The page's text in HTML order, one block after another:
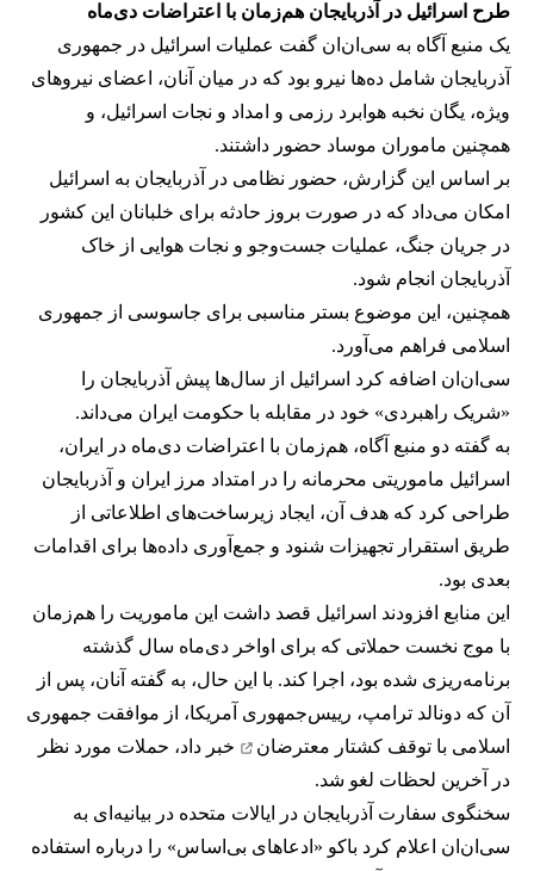
طرح اسرائیل در آذربایجان هم‌زمان با اعتراضات دی‌ماه
یک منبع آگاه به سی‌ان‌ان گفت عملیات اسرائیل در جمهوری
آذربایجان شامل ده‌ها نیرو بود که در میان آنان، اعضای نیروهای
ویژه، یگان نخبه هوابرد رزمی و امداد و نجات اسرائیل، و
همچنین ماموران موساد حضور داشتند.
بر اساس این گزارش، حضور نظامی در آذربایجان به اسرائیل
امکان می‌داد که در صورت بروز حادثه برای خلبانان این کشور
در جریان جنگ، عملیات جست‌وجو و نجات هوایی از خاک
آذربایجان انجام شود.
همچنین، این موضوع بستر مناسبی برای جاسوسی از جمهوری
اسلامی فراهم می‌آورد.
سی‌ان‌ان اضافه کرد اسرائیل از سال‌ها پیش آذربایجان را
«شریک راهبردی» خود در مقابله با حکومت ایران می‌داند.
به گفته دو منبع آگاه، هم‌زمان با اعتراضات دی‌ماه در ایران،
اسرائیل ماموریتی محرمانه را در امتداد مرز ایران و آذربایجان
طراحی کرد که هدف آن، ایجاد زیرساخت‌های اطلاعاتی از
طریق استقرار تجهیزات شنود و جمع‌آوری داده‌ها برای اقدامات
بعدی بود.
این منابع افزودند اسرائیل قصد داشت این ماموریت را هم‌زمان
با موج نخست حملاتی که برای اواخر دی‌ماه سال گذشته
برنامه‌ریزی شده بود، اجرا کند. با این حال، به گفته آنان، پس از
آن که دونالد ترامپ، رییس‌جمهوری آمریکا، از موافقت جمهوری
اسلامی با توقف کشتار معترضان
خبر داد، حملات مورد نظر
در آخرین لحظات لغو شد.
سخنگوی سفارت آذربایجان در ایالات متحده در بیانیه‌ای به
سی‌ان‌ان اعلام کرد باکو «ادعاهای بی‌اساس» را درباره استفاده